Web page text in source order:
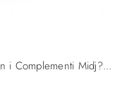
Desideri valorizzare i tuoi interni con i Complementi Midj? Ti presentiamo differenti modelli di tavolini in ceramica come Lea.